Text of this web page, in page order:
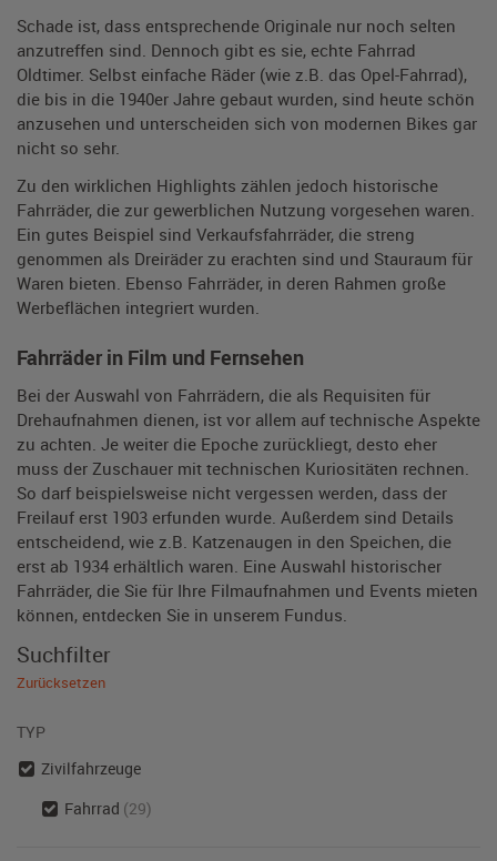
Schade ist, dass entsprechende Originale nur noch selten
anzutreffen sind. Dennoch gibt es sie, echte Fahrrad
Oldtimer. Selbst einfache Räder (wie z.B. das Opel-Fahrrad),
die bis in die 1940er Jahre gebaut wurden, sind heute schön
anzusehen und unterscheiden sich von modernen Bikes gar
nicht so sehr.
Zu den wirklichen Highlights zählen jedoch historische
Fahrräder, die zur gewerblichen Nutzung vorgesehen waren.
Ein gutes Beispiel sind Verkaufsfahrräder, die streng
genommen als Dreiräder zu erachten sind und Stauraum für
Waren bieten. Ebenso Fahrräder, in deren Rahmen große
Werbeflächen integriert wurden.
Fahrräder in Film und Fernsehen
Bei der Auswahl von Fahrrädern, die als Requisiten für
Drehaufnahmen dienen, ist vor allem auf technische Aspekte
zu achten. Je weiter die Epoche zurückliegt, desto eher
muss der Zuschauer mit technischen Kuriositäten rechnen.
So darf beispielsweise nicht vergessen werden, dass der
Freilauf erst 1903 erfunden wurde. Außerdem sind Details
entscheidend, wie z.B. Katzenaugen in den Speichen, die
erst ab 1934 erhältlich waren. Eine Auswahl historischer
Fahrräder, die Sie für Ihre Filmaufnahmen und Events mieten
können, entdecken Sie in unserem Fundus.
Suchfilter
Zurücksetzen
TYP
Zivilfahrzeuge
Fahrrad (29)